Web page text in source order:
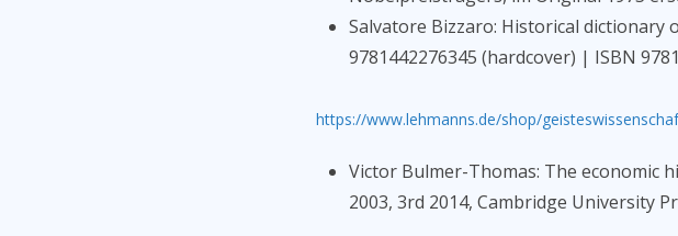
Salvatore Bizzaro: Historical dictionary
9781442276345 (hardcover) | ISBN
https://www.lehmanns.de/shop/
Victor Bulmer-Thomas: The economic
2003, 3rd 2014, Cambridge University